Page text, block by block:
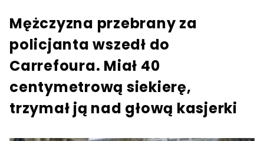
Mężczyzna przebrany za
policjanta wszedł do
Carrefoura. Miał 40
centymetrową siekierę,
trzymał ją nad głową kasjerki